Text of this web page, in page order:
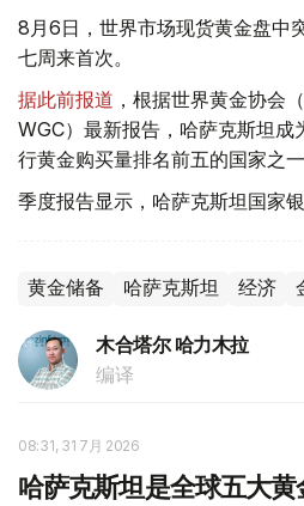
8月6日，世界市场现货黄金盘中
七周来首次。
据此前报道 ，根据世界黄金协会
WGC）最新报告，哈萨克斯坦
行黄金购买量排名前五的国家之一
季度报告显示，哈萨克斯坦国家
黄金储备 哈萨克斯坦 经济
木合塔尔 哈力木拉
编译
08:31, 31 7月 2026
哈萨克斯坦是全球五大